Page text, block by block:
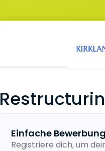
Einfache
Registriere dich, um